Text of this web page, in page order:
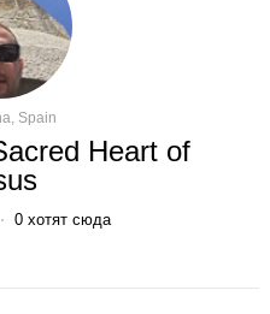
Spain
Heart of
0 хотят сюда